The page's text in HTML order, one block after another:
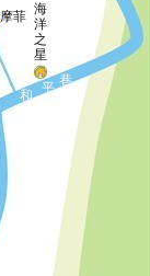
海
洋
之
星
和 平 巷
摩菲